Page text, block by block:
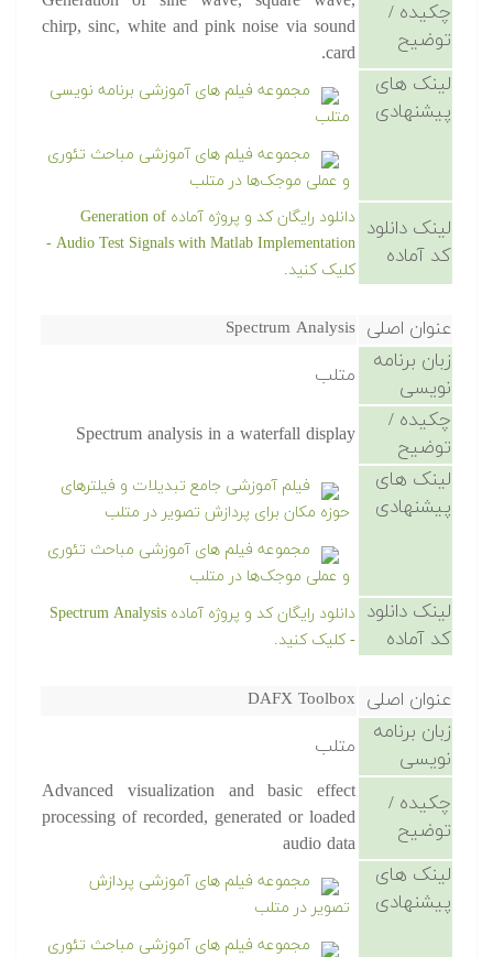
چکیده /
توضیح
chirp, sinc, white and pink noise via sound
card.
لینک های
پیشنهادی
مجموعه فیلم های آموزشی برنامه نویسی
متلب
مجموعه فیلم های آموزشی مباحث تئوری
و عملی موجک‌ها در متلب
لینک دانلود
کد آماده
دانلود رایگان کد و پروژه آماده Generation of
Audio Test Signals with Matlab Implementation -
کلیک کنید.
عنوان اصلی Spectrum Analysis
زبان برنامه
نویسی
متلب
چکیده /
توضیح
Spectrum analysis in a waterfall display
لینک های
پیشنهادی
فیلم آموزشی جامع تبدیلات و فیلترهای
حوزه مکان برای پردازش تصویر در متلب
مجموعه فیلم های آموزشی مباحث تئوری
و عملی موجک‌ها در متلب
لینک دانلود
کد آماده
دانلود رایگان کد و پروژه آماده Spectrum Analysis
- کلیک کنید.
عنوان اصلی DAFX Toolbox
زبان برنامه
نویسی
متلب
چکیده /
توضیح
Advanced visualization and basic effect
processing of recorded, generated or loaded
audio data
لینک های
پیشنهادی
مجموعه فیلم های آموزشی پردازش
تصویر در متلب
مجموعه فیلم های آموزشی مباحث تئوری